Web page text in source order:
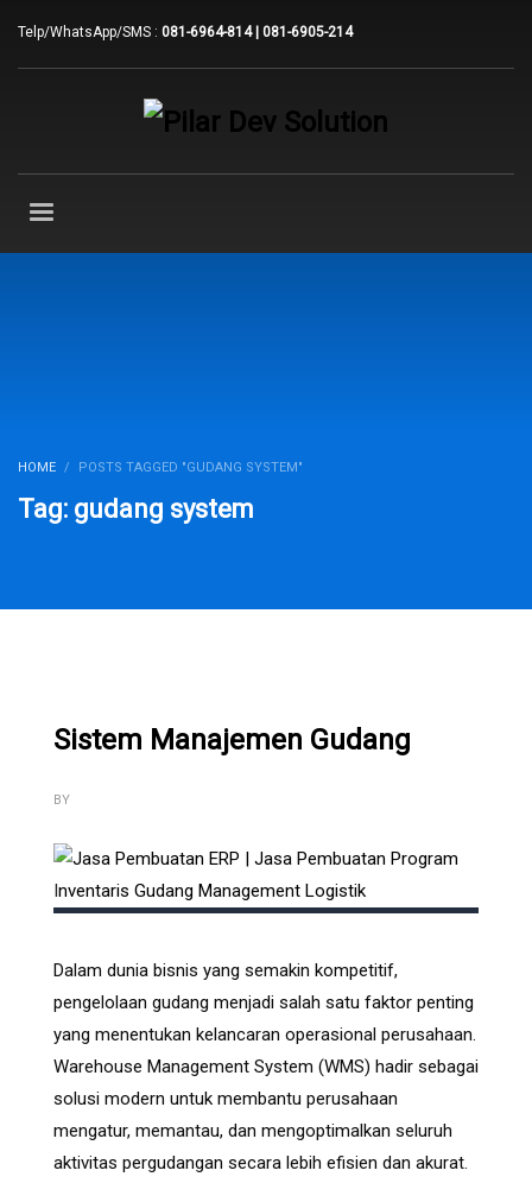
Telp/WhatsApp/SMS : 081-6964-814 | 081-6905-214
HOME POSTS TAGGED "GUDANG SYSTEM"
Tag: gudang system
Sistem Manajemen Gudang
BY
Dalam dunia bisnis yang semakin kompetitif,
pengelolaan gudang menjadi salah satu faktor penting
yang menentukan kelancaran operasional perusahaan.
Warehouse Management System (WMS) hadir sebagai
solusi modern untuk membantu perusahaan
mengatur, memantau, dan mengoptimalkan seluruh
aktivitas pergudangan secara lebih efisien dan akurat.